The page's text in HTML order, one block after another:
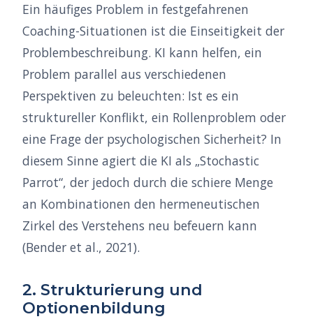
Ein häufiges Problem in festgefahrenen
Coaching-Situationen ist die Einseitigkeit der
Problembeschreibung. KI kann helfen, ein
Problem parallel aus verschiedenen
Perspektiven zu beleuchten: Ist es ein
struktureller Konflikt, ein Rollenproblem oder
eine Frage der psychologischen Sicherheit? In
diesem Sinne agiert die KI als „Stochastic
Parrot“, der jedoch durch die schiere Menge
an Kombinationen den hermeneutischen
Zirkel des Verstehens neu befeuern kann
(Bender et al., 2021).
2. Strukturierung und
Optionenbildung